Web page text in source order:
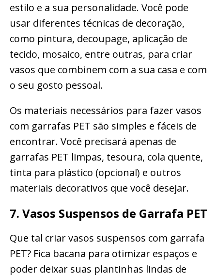
estilo e a sua personalidade. Você pode
usar diferentes técnicas de decoração,
como pintura, decoupage, aplicação de
tecido, mosaico, entre outras, para criar
vasos que combinem com a sua casa e com
o seu gosto pessoal.
Os materiais necessários para fazer vasos
com garrafas PET são simples e fáceis de
encontrar. Você precisará apenas de
garrafas PET limpas, tesoura, cola quente,
tinta para plástico (opcional) e outros
materiais decorativos que você desejar.
7. Vasos Suspensos de Garrafa PET
Que tal criar vasos suspensos com garrafa
PET? Fica bacana para otimizar espaços e
poder deixar suas plantinhas lindas de